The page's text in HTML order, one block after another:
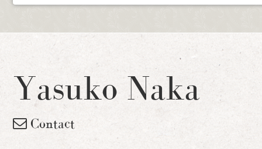
Yasuko Naka
Contact